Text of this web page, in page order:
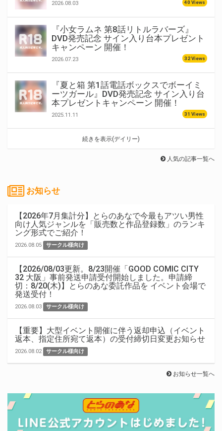
2026.08.03 40 Views
『小女ラムネ 第8話リトルラバーズ』
DVD発売記念 サイン入り台本プレゼント
キャンペーン 開催！
2026.07.23 32 Views
『夏と箱 第1話電話ボックスでボーイミ
ーツガール』DVD発売記念 サイン入り台
本プレゼントキャンペーン 開催！
2025.11.11 31 Views
続きを表示(デイリー)
人気の記事一覧へ
お知らせ
【2026年7月集計分】とらのあなで今最もアツい男性
向け人気ジャンルを「販売数と作品登録数」のランキ
ング形式でご紹介！
2026.08.05 サークル様向け
【2026/08/03更新。8/23開催「GOOD COMIC CITY
32 大阪」事前発送申請受付開始しました。申請締
切：8/20(木)】とらのあな委託作品を イベント会場で
発送受付！
2026.08.03 サークル様向け
【重要】大型イベント開催に伴う返却申込（イベント
返本、指定住所宛て返本）の受付締切日変更お知らせ
2026.08.02 サークル様向け
お知らせ一覧へ